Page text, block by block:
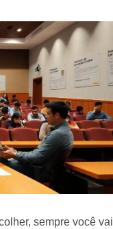
sempre você vai